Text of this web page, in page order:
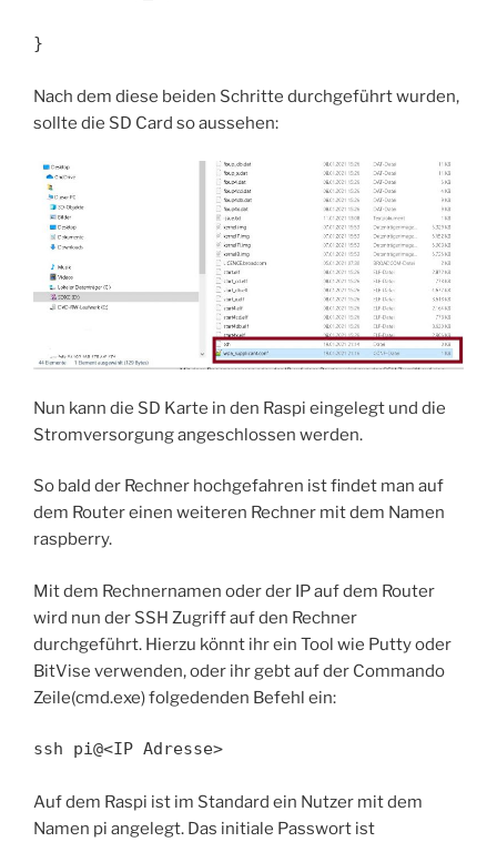
}
Nach dem diese beiden Schritte durchgeführt wurden,
sollte die SD Card so aussehen:
Nun kann die SD Karte in den Raspi eingelegt und die
Stromversorgung angeschlossen werden.
So bald der Rechner hochgefahren ist findet man auf
dem Router einen weiteren Rechner mit dem Namen
raspberry.
Mit dem Rechnernamen oder der IP auf dem Router
wird nun der SSH Zugriff auf den Rechner
durchgeführt. Hierzu könnt ihr ein Tool wie Putty oder
BitVise verwenden, oder ihr gebt auf der Commando
Zeile(cmd.exe) folgedenden Befehl ein:
ssh pi@<IP Adresse>
Auf dem Raspi ist im Standard ein Nutzer mit dem
Namen pi angelegt. Das initiale Passwort ist